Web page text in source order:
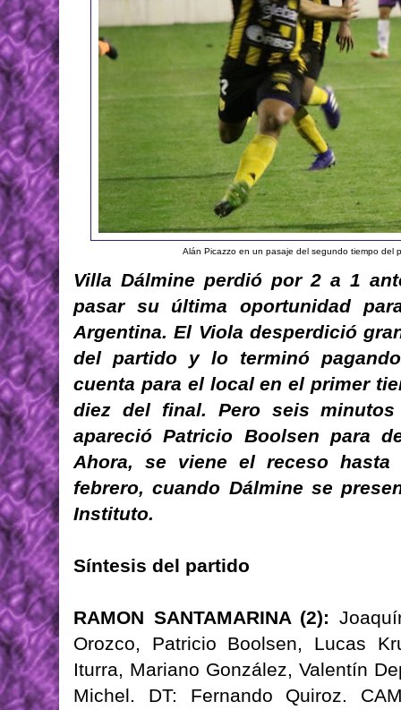
Alán Picazzo en un pasaje del segundo tiempo del
Villa Dálmine perdió por 2 a 1
pasar su última oportunidad
Argentina. El Viola desperdició
del partido y lo terminó
cuenta para el local en el primer
diez del final. Pero seis
apareció Patricio Boolsen para
Ahora, se viene el receso
febrero, cuando Dálmine se
Instituto.
Síntesis del partido
RAMON SANTAMARINA (2):
Orozco, Patricio Boolsen, Lucas
Iturra, Mariano González, Valentín
Michel. DT: Fernando Quiroz.